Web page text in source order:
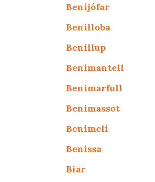
Benijófar
Benilloba
Benillup
Benimantell
Benimarfull
Benimassot
Benimeli
Benissa
Biar